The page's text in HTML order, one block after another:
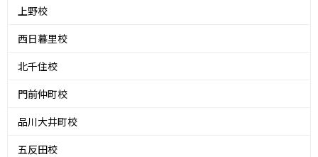
上野校
西日暮里校
北千住校
門前仲町校
品川大井町校
五反田校